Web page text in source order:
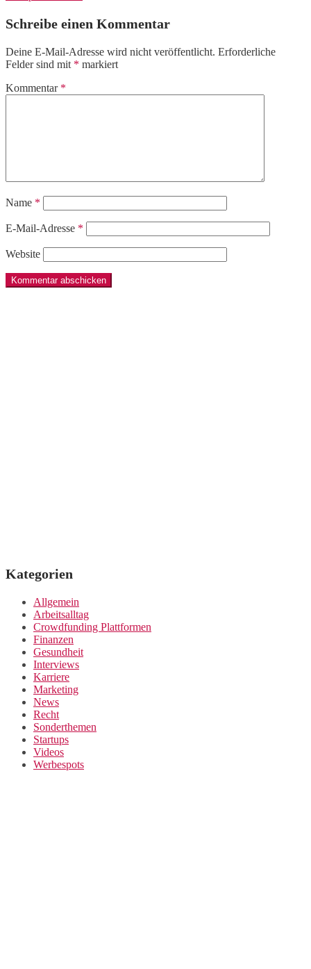
Schreibe einen Kommentar
Deine E-Mail-Adresse wird nicht veröffentlicht. Erforderliche
Felder sind mit * markiert
Kommentar *
Name *
E-Mail-Adresse *
Website
Kategorien
Allgemein
Arbeitsalltag
Crowdfunding Plattformen
Finanzen
Gesundheit
Interviews
Karriere
Marketing
News
Recht
Sonderthemen
Startups
Videos
Werbespots